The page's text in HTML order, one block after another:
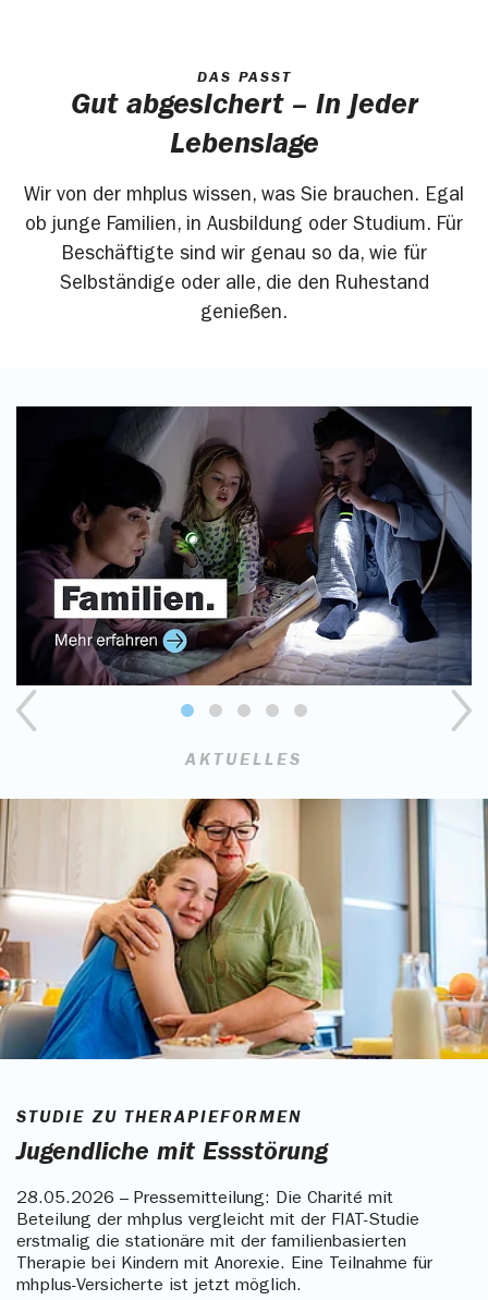
DAS PASST
Gut abgesichert – in jeder
Lebenslage
Wir von der mhplus wissen, was Sie brauchen. Egal
ob junge Familien, in Ausbildung oder Studium. Für
Beschäftigte sind wir genau so da, wie für
Selbständige oder alle, die den Ruhestand
genießen.
AKTUELLES
STUDIE ZU THERAPIEFORMEN
Jugendliche mit Essstörung
28.05.2026 – Pressemitteilung: Die Charité mit
Beteilung der mhplus vergleicht mit der FIAT-Studie
erstmalig die stationäre mit der familienbasierten
Therapie bei Kindern mit Anorexie. Eine Teilnahme für
mhplus-Versicherte ist jetzt möglich.